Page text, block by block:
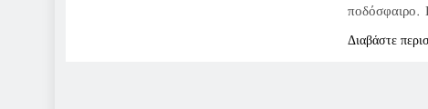
ποδόσφαιρο.
Διαβάστε